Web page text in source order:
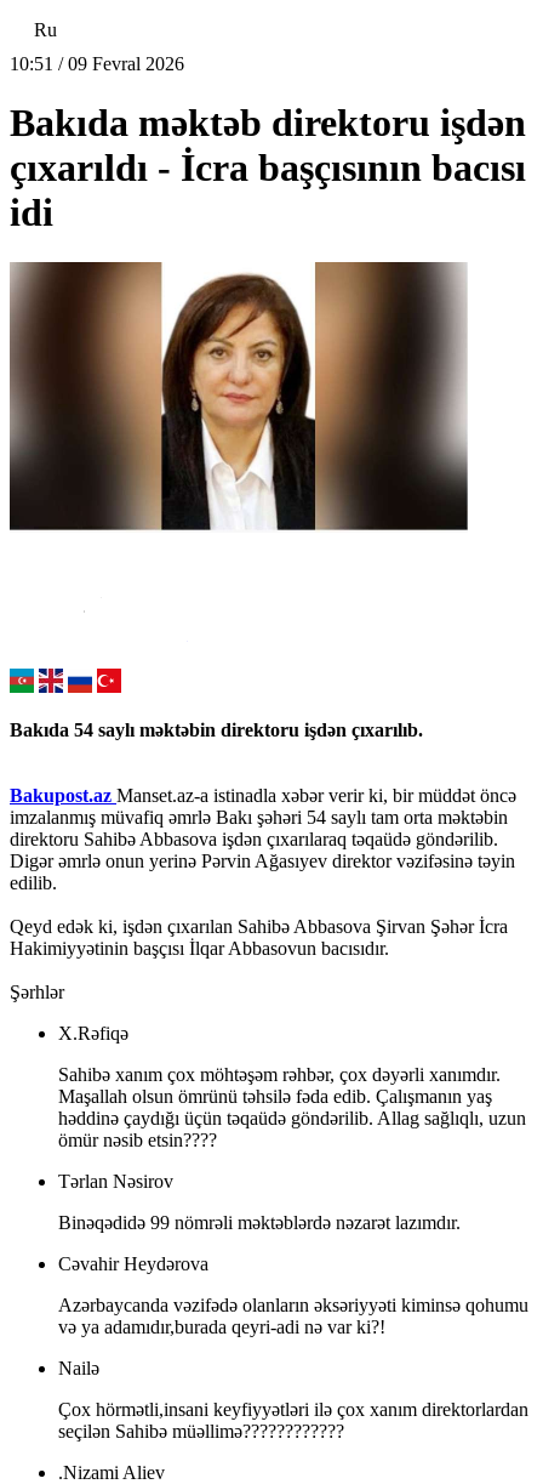
Ru
10:51 / 09 Fevral 2026
Bakıda məktəb direktoru işdən
çıxarıldı - İcra başçısının bacısı
idi
Bakıda 54 saylı məktəbin direktoru işdən çıxarılıb.
Bakupost.az Manset.az-a istinadla xəbər verir ki, bir müddət öncə
imzalanmış müvafiq əmrlə Bakı şəhəri 54 saylı tam orta məktəbin
direktoru Sahibə Abbasova işdən çıxarılaraq təqaüdə göndərilib.
Digər əmrlə onun yerinə Pərvin Ağasıyev direktor vəzifəsinə təyin
edilib.
Qeyd edək ki, işdən çıxarılan Sahibə Abbasova Şirvan Şəhər İcra
Hakimiyyətinin başçısı İlqar Abbasovun bacısıdır.
Şərhlər
X.Rəfiqə
Sahibə xanım çox möhtəşəm rəhbər, çox dəyərli xanımdır.
Maşallah olsun ömrünü təhsilə fəda edib. Çalışmanın yaş
həddinə çaydığı üçün təqaüdə göndərilib. Allag sağlıqlı, uzun
ömür nəsib etsin????
Tərlan Nəsirov
Binəqədidə 99 nömrəli məktəblərdə nəzarət lazımdır.
Cəvahir Heydərova
Azərbaycanda vəzifədə olanların əksəriyyəti kiminsə qohumu
və ya adamıdır,burada qeyri-adi nə var ki?!
Nailə
Çox hörmətli,insani keyfiyyətləri ilə çox xanım direktorlardan
seçilən Sahibə müəllimə????????????
.Nizami Aliev